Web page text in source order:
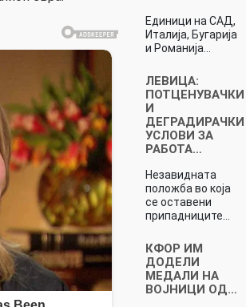
Единици на САД,
Италија, Бугарија
и Романија…
ЛЕВИЦА:
ПОТЦЕНУВАЧКИ
И
ДЕГРАДИРАЧКИ
УСЛОВИ ЗА
РАБОТА…
Незавидната
положба во која
се оставени
припадниците…
КФОР ИМ
ДОДЕЛИ
МЕДАЛИ НА
ВОЈНИЦИ ОД…